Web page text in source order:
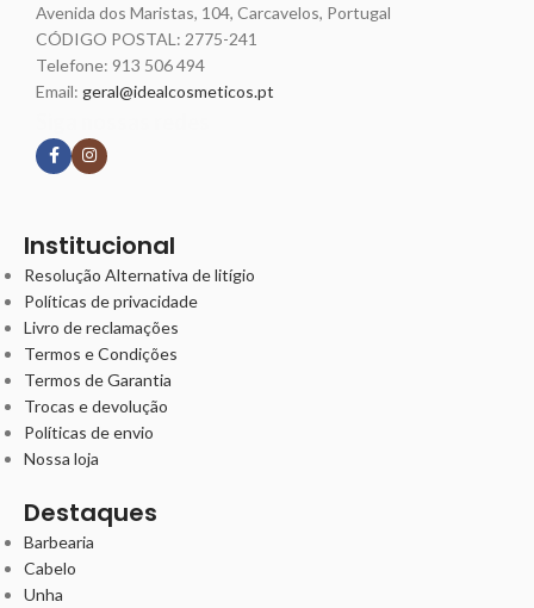
Avenida dos Maristas, 104, Carcavelos, Portugal
CÓDIGO POSTAL: 2775-241
Telefone: 913 506 494
Email: geral@idealcosmeticos.pt
Institucional
Resolução Alternativa de litígio
Políticas de privacidade
Livro de reclamações
Termos e Condições
Termos de Garantia
Trocas e devolução
Políticas de envio
Nossa loja
Destaques
Barbearia
Cabelo
Unha